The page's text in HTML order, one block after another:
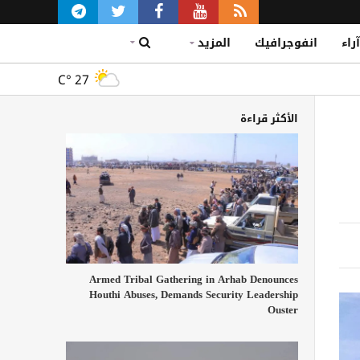
آراء انفوجرافيك المزيد
C° 27
الأكثر قراءة
Armed Tribal Gathering in Arhab Denounces
Houthi Abuses, Demands Security Leadership
Ouster